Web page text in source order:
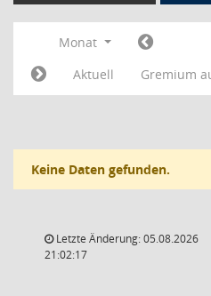
Monat
Aktuell
Gremium
Keine Daten gefunden.
Letzte Änderung: 05.08.2026
21:02:17